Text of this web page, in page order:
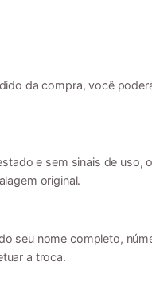
da compra, você
e sem sinais de uso,
original.
seu nome completo,
a troca.